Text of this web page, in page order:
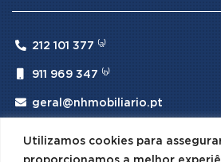
Utilizamos cookies para
proporcionamos a melhor
 212 101 377 ⁽ᵃ⁾
911 969 347 ⁽ᵇ⁾
 geral@nhmobiliario.pt